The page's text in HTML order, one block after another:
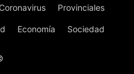
Coronavirus Provinciales
Economía Sociedad